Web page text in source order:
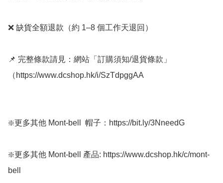
❌ 缺貨全額退款（約 1–8 個工作天退回）
📌 完整條款請見：網站「訂購須知/退貨條款」
（https://www.dcshop.hk/i/SzTdpggAA
❇️更多其他 Mont-bell  帽子：https://bit.ly/3NneedG
❇️更多其他 Mont-bell 產品: https://www.dcshop.hk/c/mont-
bell